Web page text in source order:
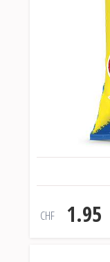
CHF 1.95